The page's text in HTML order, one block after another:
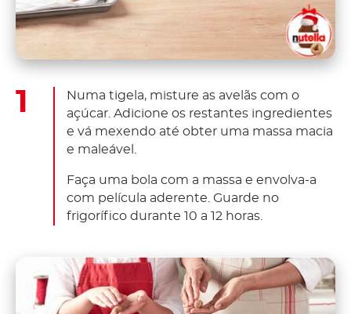
Numa tigela, misture as avelãs com o
açúcar. Adicione os restantes ingredientes
e vá mexendo até obter uma massa macia
e maleável.
Faça uma bola com a massa e envolva-a
com película aderente. Guarde no
frigorífico durante 10 a 12 horas.